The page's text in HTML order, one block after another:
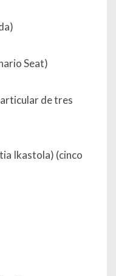
Seat)
de tres
Ikastola) (cinco